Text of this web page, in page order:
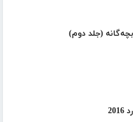
(جلد دوم)